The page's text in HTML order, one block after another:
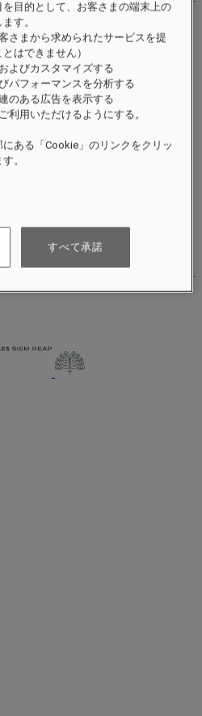
換する
目的として、お客さまの端末上の
す。
さまから求められたサービスを提
はできません）
よびカスタマイズする
パフォーマンスを分析する
のある広告を表示する
利用いただけるようにする。
ある「Cookie」のリンクをクリッ
。
すべて承諾